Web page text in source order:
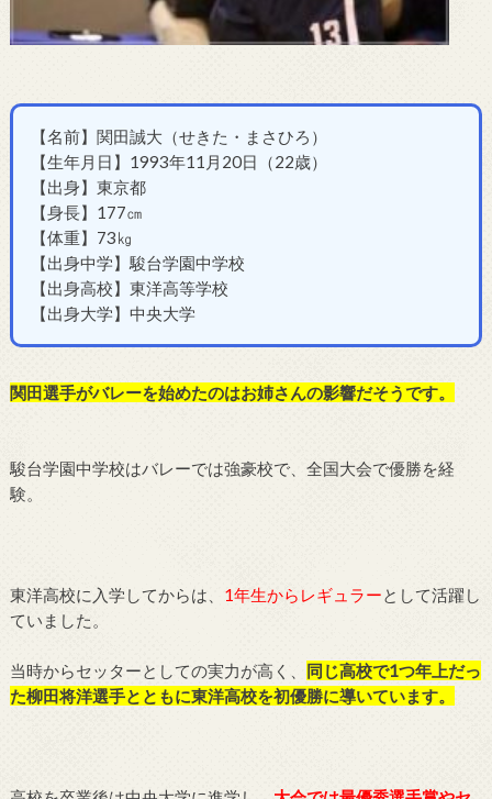
【名前】関田誠大（せきた・まさひろ）
【生年月日】1993年11月20日（22歳）
【出身】東京都
【身長】177㎝
【体重】73㎏
【出身中学】駿台学園中学校
【出身高校】東洋高等学校
【出身大学】中央大学
関田選手がバレーを始めたのはお姉さんの影響だそうです。
駿台学園中学校はバレーでは強豪校で、全国大会で優勝を経
験。
東洋高校に入学してからは、 1年生からレギュラーとして活躍し
ていました。
当時からセッターとしての実力が高く、 同じ高校で1つ年上だっ
た柳田将洋選手とともに東洋高校を初優勝に導いています。